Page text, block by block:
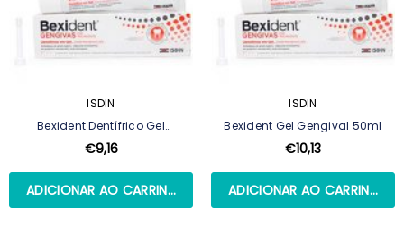
ISDIN
Bexident Dentífrico Gel
Tratamento Gengivas 75ml
€9,16
ADICIONAR AO CARRINHO
ISDIN
Bexident Gel Gengival 50ml
€10,13
ADICIONAR AO CARRINHO